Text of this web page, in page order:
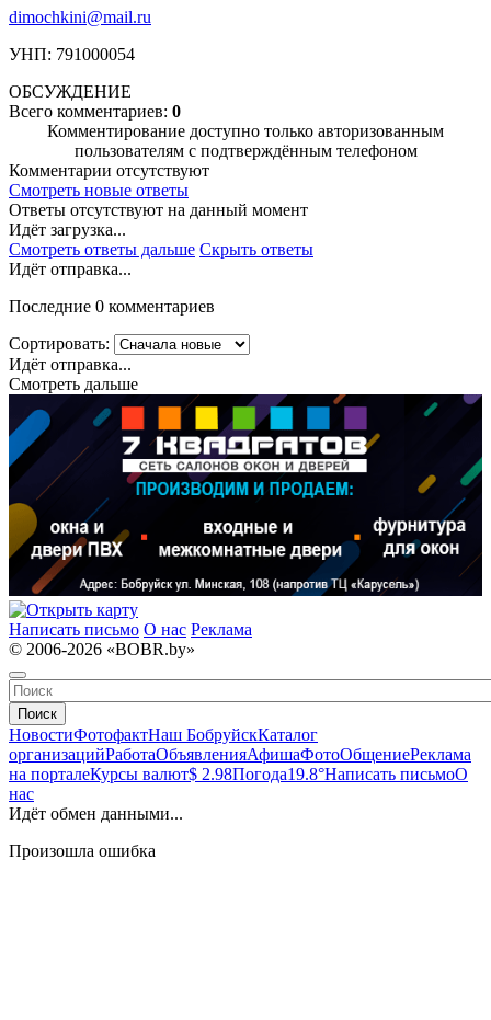
dimochkini@mail.ru
УНП: 791000054
ОБСУЖДЕНИЕ
Всего комментариев: 0
Комментирование доступно только авторизованным
пользователям с подтверждённым телефоном
Комментарии отсутствуют
Смотреть новые ответы
Ответы отсутствуют на данный момент
Идёт загрузка...
Смотреть ответы дальше Скрыть ответы
Идёт отправка...
Последние 0 комментариев
Сортировать:
Идёт отправка...
Смотреть дальше
Написать письмо О нас Реклама
© 2006-2026 «BOBR.by»
Поиск
НовостиФотофактНаш БобруйскКаталог
организацийРаботаОбъявленияАфишаФотоОбщениеРеклама
на порталеКурсы валют$ 2.98Погода19.8°Написать письмоО
нас
Идёт обмен данными...
Произошла ошибка